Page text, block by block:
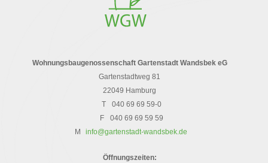
Wohnungsbaugenossenschaft Gartenstadt Wandsbek eG
Gartenstadtweg 81
22049 Hamburg
T
040 69 69 59-0
F
040 69 69 59 59
M
info@gartenstadt-wandsbek.de
Öffnungszeiten: